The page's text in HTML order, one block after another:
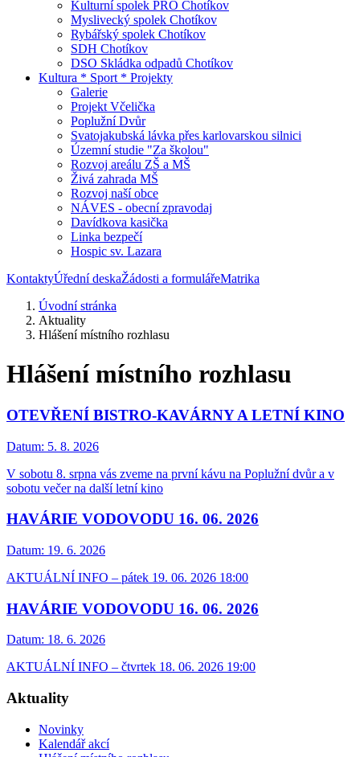
Kulturní spolek PRO Chotíkov
Myslivecký spolek Chotíkov
Rybářský spolek Chotíkov
SDH Chotíkov
DSO Skládka odpadů Chotíkov
Kultura * Sport * Projekty
Galerie
Projekt Včelička
Poplužní Dvůr
Svatojakubská lávka přes karlovarskou silnici
Územní studie "Za školou"
Rozvoj areálu ZŠ a MŠ
Živá zahrada MŠ
Rozvoj naší obce
NÁVES - obecní zpravodaj
Davídkova kasička
Linka bezpečí
Hospic sv. Lazara
KontaktyÚřední deskaŽádosti a formulářeMatrika
Úvodní stránka
Aktuality
Hlášení místního rozhlasu
Hlášení místního rozhlasu
OTEVŘENÍ BISTRO-KAVÁRNY A LETNÍ KINO
Datum: 5. 8. 2026
V sobotu 8. srpna vás zveme na první kávu na Poplužní dvůr a v
sobotu večer na další letní kino
HAVÁRIE VODOVODU 16. 06. 2026
Datum: 19. 6. 2026
AKTUÁLNÍ INFO – pátek 19. 06. 2026 18:00
HAVÁRIE VODOVODU 16. 06. 2026
Datum: 18. 6. 2026
AKTUÁLNÍ INFO – čtvrtek 18. 06. 2026 19:00
Aktuality
Novinky
Kalendář akcí